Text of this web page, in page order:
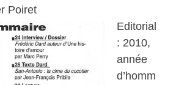
Poiret
Editorial
: 2010,
année
d’homm